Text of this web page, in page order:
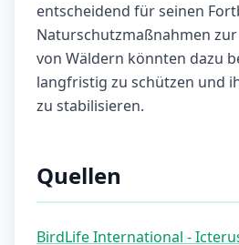
entscheidend für seinen
Naturschutzmaßnahmen
von Wäldern könnten dazu
langfristig zu schützen und
zu stabilisieren.
Quellen
BirdLife International -